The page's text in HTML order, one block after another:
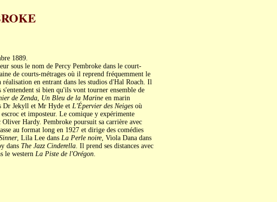
1889.
sous le nom de Percy Pembroke dans le court-
de courts-métrages où il reprend fréquemment le
en entrant dans les studios d'Hal Roach. Il
s'entendent si bien qu'ils vont tourner ensemble de
de Zenda, Un Bleu de la Marineen marin
Dr Jekyll et Mr Hyde et L'Épervier des Neigesoù
et imposteur. Le comique y expérimente
Hardy. Pembroke poursuit sa carrière avec
au format long en 1927 et dirige des comédies
, Lila Lee dans La Perle noire, Viola Dana dans
dans The Jazz Cinderella. Il prend ses distances avec
le western La Piste de l'Orégon.